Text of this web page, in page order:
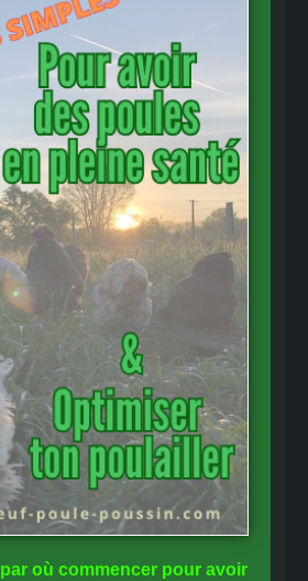
par où commencer pour avoir